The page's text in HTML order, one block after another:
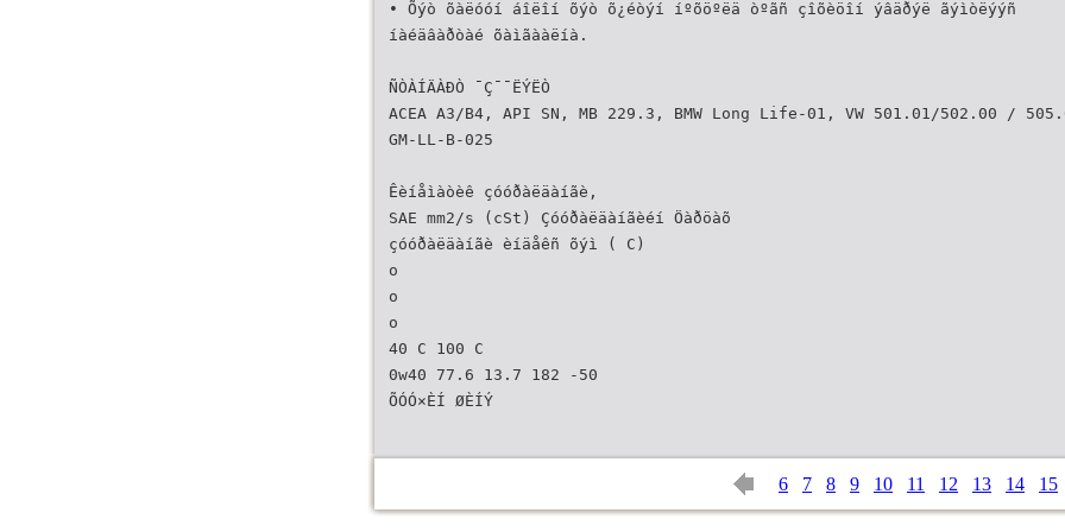
• Õýò õàëóóí áîëîí õýò õ¿éòýí íºõöºëä òºãñ çîõèöîí ýâäðýë ãýìòëýýñ
íàéäâàðòàé õàìãààëíà.
ÑÒÀÍÄÀÐÒ ¯Ç¯¯ËÝËÒ
ACEA A3/B4, API SN, MB 229.3, BMW Long Life-01, VW 501.01/502.00 /
GM-LL-B-025
Êèíåìàòèê çóóðàëäàíãè,
SAE mm2/s (cSt) Çóóðàëäàíãèéí Öàðöàõ
çóóðàëäàíãè èíäåêñ õýì ( C)
o
o
o
40 C 100 C
0w40 77.6 13.7 182 -50
ÕÓÓ×ÈÍ ØÈÍÝ
6 7 8 9 10 11 12 13 14 15